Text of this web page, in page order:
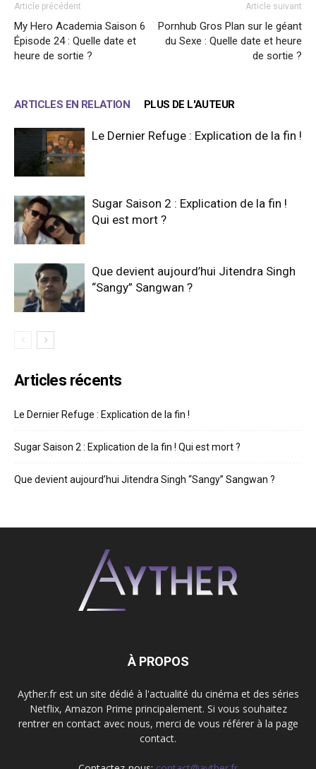
Article précédent
My Hero Academia Saison 6
Épisode 24 : Quelle date et
heure de sortie ?
Article suivant
Pornhub Gros Plan sur le géant
du Sexe : Quelle date et heure
de sortie ?
ARTICLES EN RELATION PLUS DE L'AUTEUR
Le Dernier Refuge : Explication de la fin !
Sugar Saison 2 : Explication de la fin !
Qui est mort ?
Que devient aujourd’hui Jitendra Singh
“Sangy” Sangwan ?
Articles récents
Le Dernier Refuge : Explication de la fin !
Sugar Saison 2 : Explication de la fin ! Qui est mort ?
Que devient aujourd’hui Jitendra Singh “Sangy” Sangwan ?
À PROPOS
Ayther.fr est un site dédié à l'actualité du cinéma et des séries
Netflix, Amazon Prime principalement. Si vous souhaitez
rentrer en contact avec nous, merci de vous référer à la page
contact.